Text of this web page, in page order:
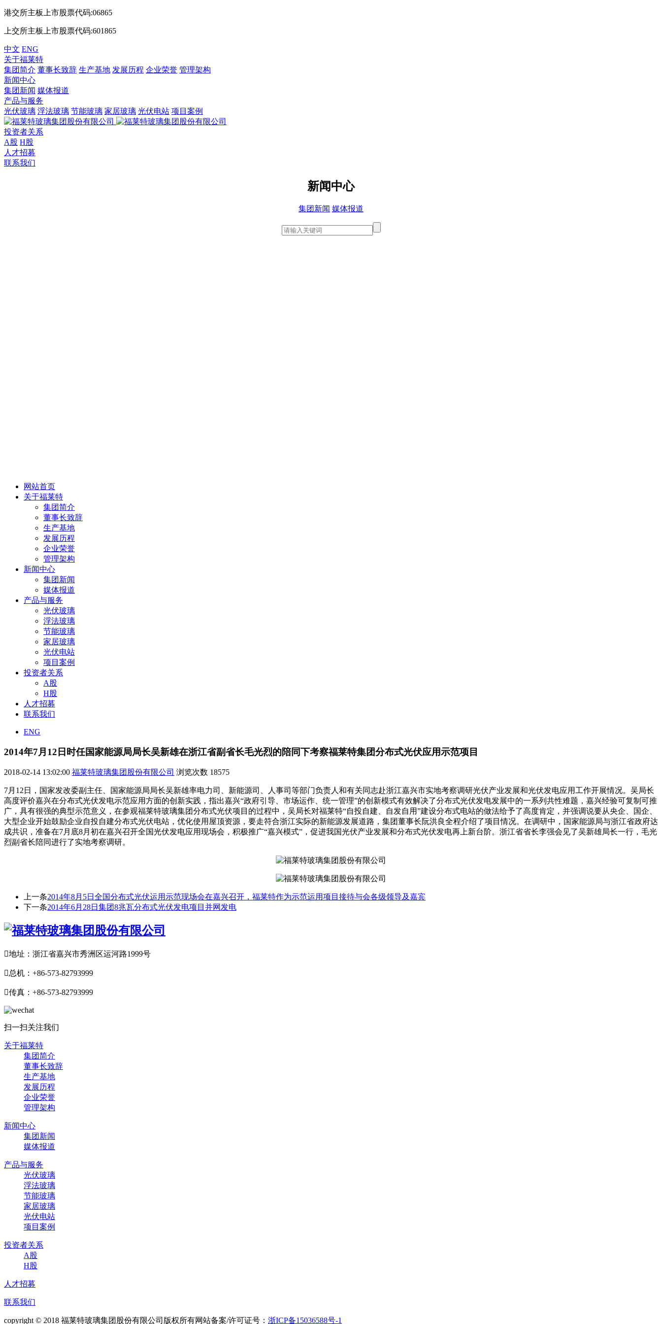
港交所主板上市股票代码:06865
上交所主板上市股票代码:601865
中文 ENG
关于福莱特
集团简介 董事长致辞 生产基地 发展历程 企业荣誉 管理架构
新闻中心
集团新闻 媒体报道
产品与服务
光伏玻璃 浮法玻璃 节能玻璃 家居玻璃 光伏电站 项目案例
投资者关系
A股 H股
人才招募
联系我们
新闻中心
集团新闻 媒体报道
网站首页
关于福莱特
集团简介
董事长致辞
生产基地
发展历程
企业荣誉
管理架构
新闻中心
集团新闻
媒体报道
产品与服务
光伏玻璃
浮法玻璃
节能玻璃
家居玻璃
光伏电站
项目案例
投资者关系
A股
H股
人才招募
联系我们
ENG
2014年7月12日时任国家能源局局长吴新雄在浙江省副省长毛光烈的陪同下考察福莱特集团分布式光伏应用示范项目
2018-02-14 13:02:00 福莱特玻璃集团股份有限公司 浏览次数 18575
7月12日，国家发改委副主任、国家能源局局长吴新雄率电力司、新能源司、人事司等部门负责人和有关同志赴浙江嘉兴市实地考察调研光伏产业发展和光伏发电应用工作开展情况。吴局长
高度评价嘉兴在分布式光伏发电示范应用方面的创新实践，指出嘉兴“政府引导、市场运作、统一管理”的创新模式有效解决了分布式光伏发电发展中的一系列共性难题，嘉兴经验可复制可推
广，具有很强的典型示范意义，在参观福莱特玻璃集团分布式光伏项目的过程中，吴局长对福莱特“自投自建、自发自用”建设分布式电站的做法给予了高度肯定，并强调说要从央企、国企、
大型企业开始鼓励企业自投自建分布式光伏电站，优化使用屋顶资源，要走符合浙江实际的新能源发展道路，集团董事长阮洪良全程介绍了项目情况。在调研中，国家能源局与浙江省政府达
成共识，准备在7月底8月初在嘉兴召开全国光伏发电应用现场会，积极推广“嘉兴模式”，促进我国光伏产业发展和分布式光伏发电再上新台阶。浙江省省长李强会见了吴新雄局长一行，毛光
烈副省长陪同进行了实地考察调研。
上一条2014年8月5日全国分布式光伏运用示范现场会在嘉兴召开，福莱特作为示范运用项目接待与会各级领导及嘉宾
下一条2014年6月28日集团8兆瓦分布式光伏发电项目并网发电
地址：浙江省嘉兴市秀洲区运河路1999号
总机：+86-573-82793999
传真：+86-573-82793999
扫一扫关注我们
关于福莱特
集团简介
董事长致辞
生产基地
发展历程
企业荣誉
管理架构
新闻中心
集团新闻
媒体报道
产品与服务
光伏玻璃
浮法玻璃
节能玻璃
家居玻璃
光伏电站
项目案例
投资者关系
A股
H股
人才招募
联系我们
copyright © 2018 福莱特玻璃集团股份有限公司版权所有网站备案/许可证号： 浙ICP备15036588号-1